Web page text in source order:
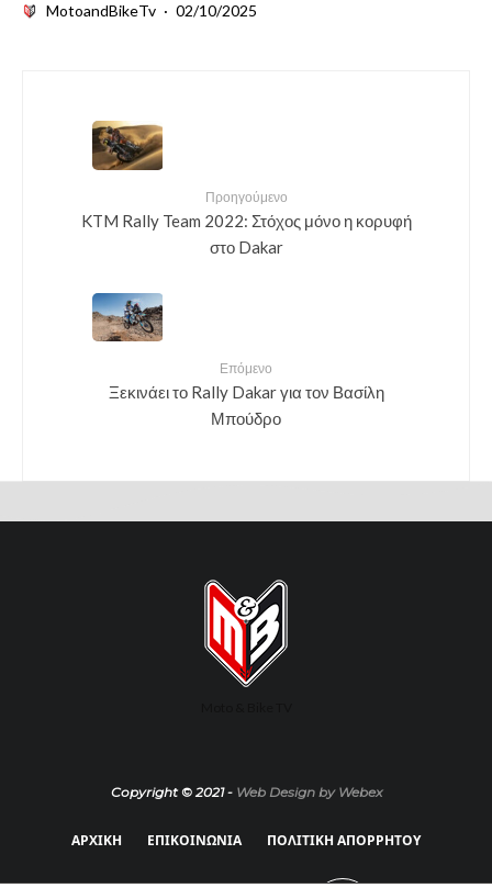
MotoandBikeTv · 02/10/2025
Προηγούμενο
KTM Rally Team 2022: Στόχος μόνο η κορυφή
στο Dakar
Επόμενο
Ξεκινάει το Rally Dakar για τον Βασίλη
Μπούδρο
Copyright © 2021 - Web Design by Webex
ΑΡΧΙΚΗ ΕΠΙΚΟΙΝΩΝΙΑ ΠΟΛΙΤΙΚΗ ΑΠΟΡΡΗΤΟΥ